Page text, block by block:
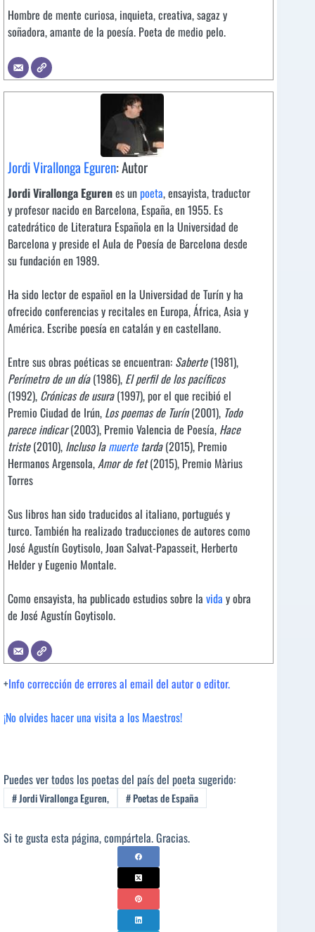
Hombre de mente curiosa, inquieta, creativa, sagaz y
soñadora, amante de la poesía. Poeta de medio pelo.
Jordi Virallonga Eguren: Autor
Jordi Virallonga Egurenes unpoeta, ensayista, traductor
y profesor nacido en Barcelona, España, en 1955. Es
catedrático de Literatura Española en la Universidad de
Barcelona y preside el Aula de Poesía de Barcelona desde
su fundación en 1989.
Ha sido lector de español en la Universidad de Turín y ha
ofrecido conferencias y recitales en Europa, África, Asia y
América. Escribe poesía en catalán y en castellano.
Entre sus obras poéticas se encuentran: Saberte(1981),
Perímetro de un día(1986), El perfil de los pacíficos
(1992), Crónicas de usura(1997), por el que recibió el
Premio Ciudad de Irún, Los poemas de Turín(2001), Todo
parece indicar(2003), Premio Valencia de Poesía, Hace
triste(2010), Incluso lamuertetarda(2015), Premio
Hermanos Argensola, Amor de fet(2015), Premio Màrius
Torres
Sus libros han sido traducidos al italiano, portugués y
turco. También ha realizado traducciones de autores como
José Agustín Goytisolo, Joan Salvat-Papasseit, Herberto
Helder y Eugenio Montale.
Como ensayista, ha publicado estudios sobre la vida y obra
de José Agustín Goytisolo.
+Info corrección de errores al email del autor o editor.
¡No olvides hacer una visita a los Maestros!
Puedes ver todos los poetas del país del poeta sugerido:
#Jordi Virallonga Eguren, #Poetas de España
Si te gusta esta página, compártela. Gracias.